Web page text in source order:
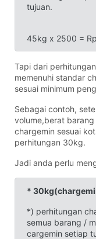
tujuan.
45kg x 2500 =
Tapi dari
memenuhi standar
sesuai minimum
Sebagai contoh,
volume,berat
chargemin sesuai
perhitungan 30kg.
Jadi anda perlu
*
*) perhitungan
semua barang /
cargemin setiap